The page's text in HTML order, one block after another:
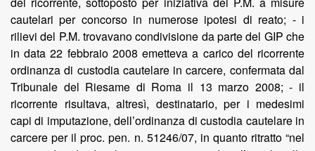
cautelari per concorso in numerose ipotesi di reato; - i
rilievi del P.M. trovavano condivisione da parte del GIP che
in data 22 febbraio 2008 emetteva a carico del ricorrente
ordinanza di custodia cautelare in carcere, confermata dal
Tribunale del Riesame di Roma il 13 marzo 2008; - il
ricorrente risultava, altresì, destinatario, per i medesimi
capi di imputazione, dell’ordinanza di custodia cautelare in
carcere per il proc. pen. n. 51246/07, in quanto ritratto “nel